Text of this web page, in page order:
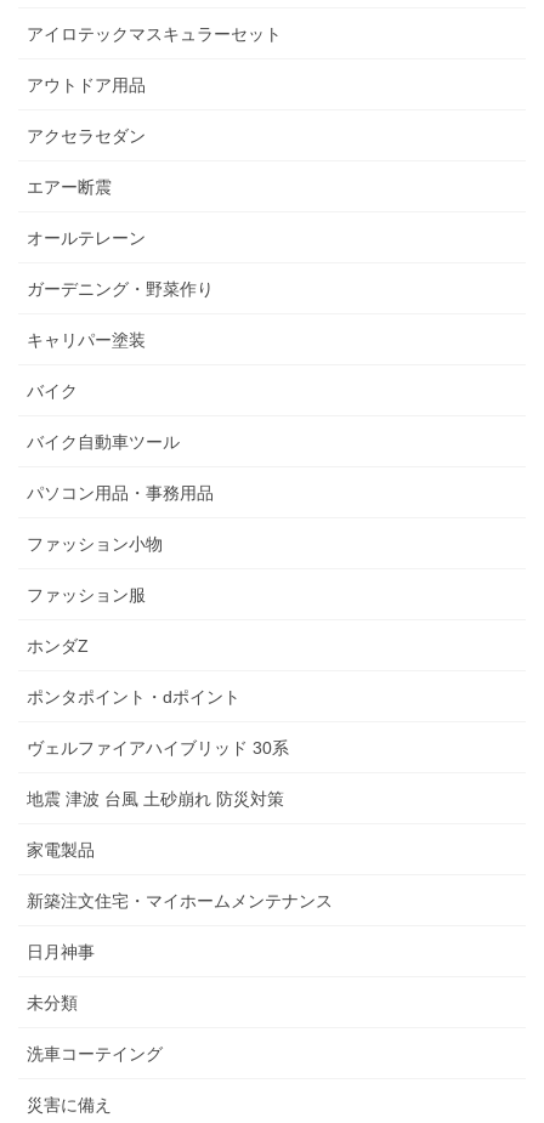
アイロテックマスキュラーセット
アウトドア用品
アクセラセダン
エアー断震
オールテレーン
ガーデニング・野菜作り
キャリパー塗装
バイク
バイク自動車ツール
パソコン用品・事務用品
ファッション小物
ファッション服
ホンダZ
ポンタポイント・dポイント
ヴェルファイアハイブリッド 30系
地震 津波 台風 土砂崩れ 防災対策
家電製品
新築注文住宅・マイホームメンテナンス
日月神事
未分類
洗車コーテイング
災害に備え